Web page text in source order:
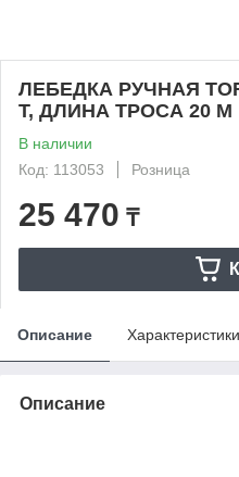
ЛЕБЕДКА РУЧНАЯ
Т, ДЛИНА ТРОСА 20 М
В наличии
Код: 113053
Розница
25 470 ₸
Описание Характеристики
Описание